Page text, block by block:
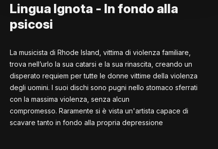
Lingua Ignota - In fondo alla
psicosi
La musicista di Rhode Island, vittima di violenza familiare,
trova nell’urlo la sua catarsi e la sua rinascita, creando un
disperato requiem per tutte le donne vittime della violenza
degli uomini. I suoi dischi sono pugni nello stomaco sferrati
con la massima violenza, senza alcun
compromesso. Raramente si è vista un'artista capace di
scavare tanto in fondo alla propria depressione